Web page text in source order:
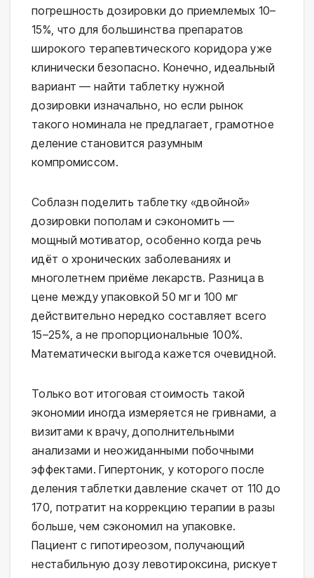
погрешность дозировки до приемлемых 10–
15%, что для большинства препаратов
широкого терапевтического коридора уже
клинически безопасно. Конечно, идеальный
вариант — найти таблетку нужной
дозировки изначально, но если рынок
такого номинала не предлагает, грамотное
деление становится разумным
компромиссом.
Соблазн поделить таблетку «двойной»
дозировки пополам и сэкономить —
мощный мотиватор, особенно когда речь
идёт о хронических заболеваниях и
многолетнем приёме лекарств. Разница в
цене между упаковкой 50 мг и 100 мг
действительно нередко составляет всего
15–25%, а не пропорциональные 100%.
Математически выгода кажется очевидной.
Только вот итоговая стоимость такой
экономии иногда измеряется не гривнами, а
визитами к врачу, дополнительными
анализами и неожиданными побочными
эффектами. Гипертоник, у которого после
деления таблетки давление скачет от 110 до
170, потратит на коррекцию терапии в разы
больше, чем сэкономил на упаковке.
Пациент с гипотиреозом, получающий
нестабильную дозу левотироксина, рискует